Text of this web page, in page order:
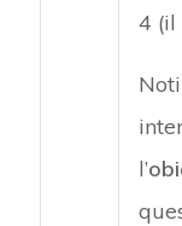
4 (il
l’